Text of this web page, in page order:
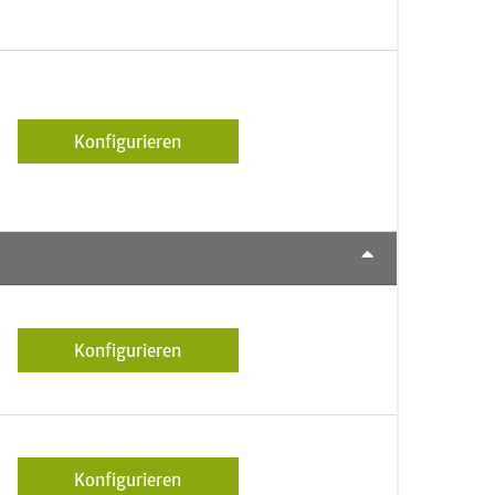
Konfigurieren
Konfigurieren
Konfigurieren